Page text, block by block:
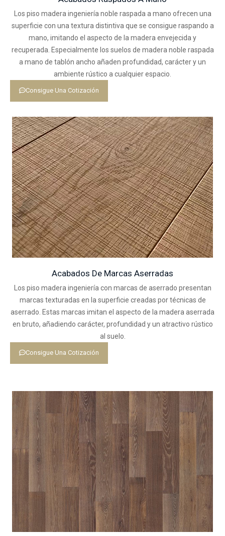
Los piso madera ingeniería noble raspada a mano ofrecen una
superficie con una textura distintiva que se consigue raspando a
mano, imitando el aspecto de la madera envejecida y
recuperada. Especialmente los suelos de madera noble raspada
a mano de tablón ancho añaden profundidad, carácter y un
ambiente rústico a cualquier espacio.
Consigue Una Cotización
Acabados De Marcas Aserradas
Los piso madera ingeniería con marcas de aserrado presentan
marcas texturadas en la superficie creadas por técnicas de
aserrado. Estas marcas imitan el aspecto de la madera aserrada
en bruto, añadiendo carácter, profundidad y un atractivo rústico
al suelo.
Consigue Una Cotización